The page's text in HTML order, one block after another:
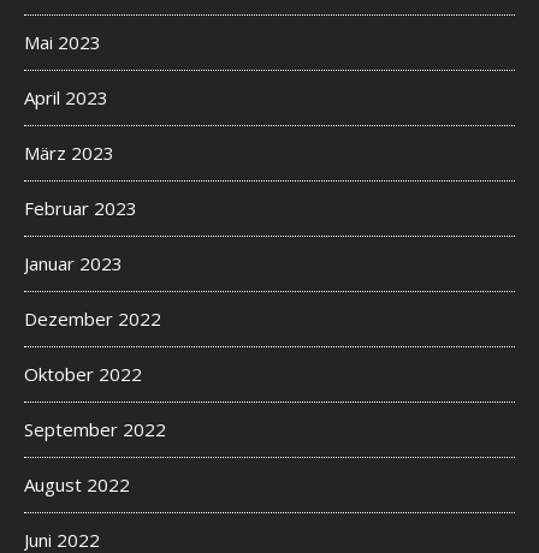
Mai 2023
April 2023
März 2023
Februar 2023
Januar 2023
Dezember 2022
Oktober 2022
September 2022
August 2022
Juni 2022